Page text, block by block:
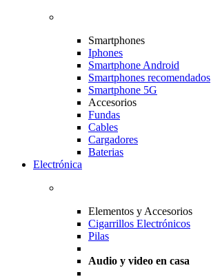
Smartphones
Iphones
Smartphone Android
Smartphones recomendados
Smartphone 5G
Accesorios
Fundas
Cables
Cargadores
Baterias
Electrónica
Elementos y Accesorios
Cigarrillos Electrónicos
Pilas
Audio y video en casa